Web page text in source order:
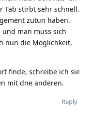
Tab stirbt sehr schnell.
zutun haben.
und man muss sich
nun die Möglichkeit,
finde, schreibe ich sie
mit dne anderen.
Reply